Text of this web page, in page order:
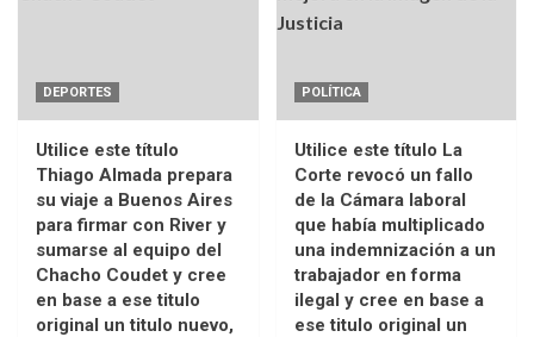
DEPORTES
Utilice este título
Thiago Almada prepara
su viaje a Buenos Aires
para firmar con River y
sumarse al equipo del
Chacho Coudet y cree
en base a ese titulo
original un titulo nuevo,
POLÍTICA
Utilice este título La
Corte revocó un fallo
de la Cámara laboral
que había multiplicado
una indemnización a un
trabajador en forma
ilegal y cree en base a
ese titulo original un